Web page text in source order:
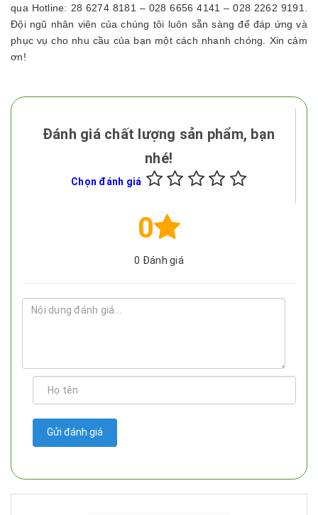
qua Hotline: 28 6274 8181 – 028 6656 4141 – 028 2262 9191.
Đội ngũ nhân viên của chúng tôi luôn sẵn sàng để đáp ứng và
phục vụ cho nhu cầu của bạn một cách nhanh chóng. Xin cảm
ơn!
Đánh giá chất lượng sản phẩm, bạn
nhé!
Chọn đánh giá
0
0 Đánh giá
Gửi đánh giá